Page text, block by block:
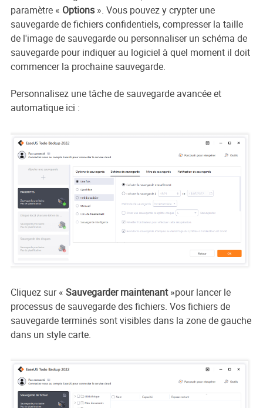
paramètre « Options ». Vous pouvez y crypter une
sauvegarde de fichiers confidentiels, compresser la taille
de l'image de sauvegarde ou personnaliser un schéma de
sauvegarde pour indiquer au logiciel à quel moment il doit
commencer la prochaine sauvegarde.
Personnalisez une tâche de sauvegarde avancée et
automatique ici :
Cliquez sur « Sauvegarder maintenant »pour lancer le
processus de sauvegarde des fichiers. Vos fichiers de
sauvegarde terminés sont visibles dans la zone de gauche
dans un style carte.